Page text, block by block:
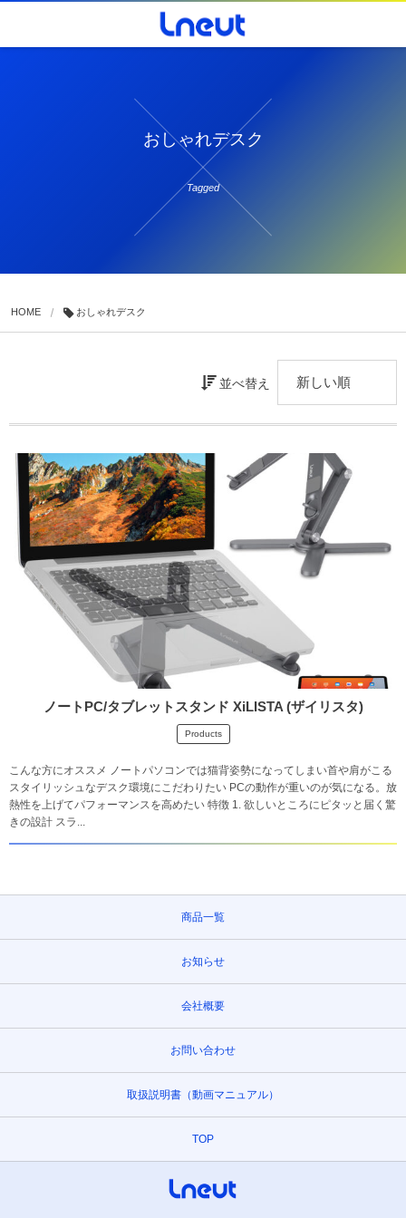
おしゃれデスク
Tagged
HOME おしゃれデスク
並べ替え
ノートPC/タブレットスタンド XiLISTA (ザイリスタ)
Products
こんな方にオススメ ノートパソコンでは猫背姿勢になってしまい首や肩がこる
スタイリッシュなデスク環境にこだわりたい PCの動作が重いのが気になる。放
熱性を上げてパフォーマンスを高めたい 特徴 1. 欲しいところにピタッと届く驚
きの設計 スラ...
商品一覧
お知らせ
会社概要
お問い合わせ
取扱説明書（動画マニュアル）
TOP